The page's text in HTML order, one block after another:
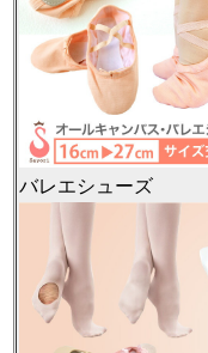
バレエシューズ